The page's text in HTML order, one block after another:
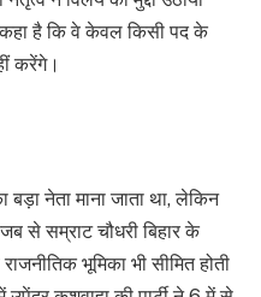
है कि वे केवल किसी पद के
करेंगे।
नेता माना जाता था, लेकिन
से सम्राट चौधरी बिहार के
भूमिका भी सीमित होती